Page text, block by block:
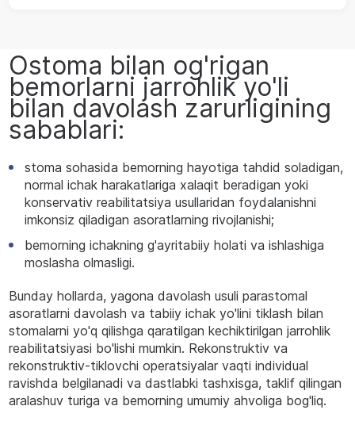
Ostoma bilan og'rigan
bemorlarni jarrohlik yo'li
bilan davolash zarurligining
sabablari:
stoma sohasida bemorning hayotiga tahdid soladigan,
normal ichak harakatlariga xalaqit beradigan yoki
konservativ reabilitatsiya usullaridan foydalanishni
imkonsiz qiladigan asoratlarning rivojlanishi;
bemorning ichakning g'ayritabiiy holati va ishlashiga
moslasha olmasligi.
Bunday hollarda, yagona davolash usuli parastomal
asoratlarni davolash va tabiiy ichak yo'lini tiklash bilan
stomalarni yo'q qilishga qaratilgan kechiktirilgan jarrohlik
reabilitatsiyasi bo'lishi mumkin. Rekonstruktiv va
rekonstruktiv-tiklovchi operatsiyalar vaqti individual
ravishda belgilanadi va dastlabki tashxisga, taklif qilingan
aralashuv turiga va bemorning umumiy ahvoliga bog'liq.